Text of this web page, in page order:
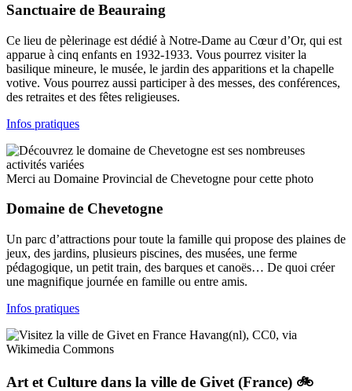
Sanctuaire de Beauraing
Ce lieu de pèlerinage est dédié à Notre-Dame au Cœur d’Or, qui est
apparue à cinq enfants en 1932-1933. Vous pourrez visiter la
basilique mineure, le musée, le jardin des apparitions et la chapelle
votive. Vous pourrez aussi participer à des messes, des conférences,
des retraites et des fêtes religieuses.
Infos pratiques
Merci au Domaine Provincial de Chevetogne pour cette photo
Domaine de Chevetogne
Un parc d’attractions pour toute la famille qui propose des plaines de
jeux, des jardins, plusieurs piscines, des musées, une ferme
pédagogique, un petit train, des barques et canoës… De quoi créer
une magnifique journée en famille ou entre amis.
Infos pratiques
Havang(nl), CC0, via
Wikimedia Commons
Art et Culture dans la ville de Givet (France) 🚲